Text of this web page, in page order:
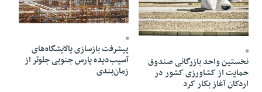
10 Mordad 1405 - 21:52
نخستین واحد بازرگانی صندوق
حمایت از کشاورزی کشور در
اردکان آغاز بکار کرد
10 Mordad 1405 - 20:19
پیشرفت بازسازی پالایشگاه‌های
آسیب‌دیده پارس جنوبی جلوتر از
زمان‌بندی